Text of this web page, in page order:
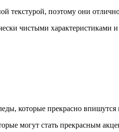
текстурой, поэтому они
чистыми
которые прекрасно
могут стать прекрасным